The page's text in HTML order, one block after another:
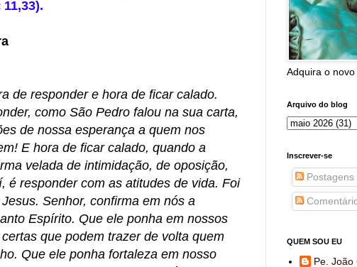
de responder e hora de ficar calado.
como São Pedro falou na sua carta,
de nossa esperança a quem nos
E hora de ficar calado, quando a
velada de intimidação, de oposição,
é responder com as atitudes de vida. Foi
Senhor, confirma em nós a
Espírito. Que ele ponha em nossos
que podem trazer de volta quem
Que ele ponha fortaleza em nosso
Adquira o
Arquivo do blog
Inscrever-se
Postagens
QUEM SOU EU
Pe. João